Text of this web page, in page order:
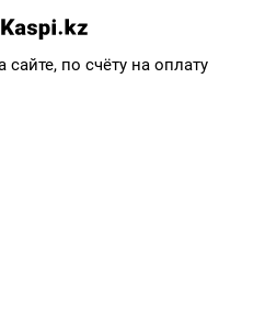
по счёту на оплату